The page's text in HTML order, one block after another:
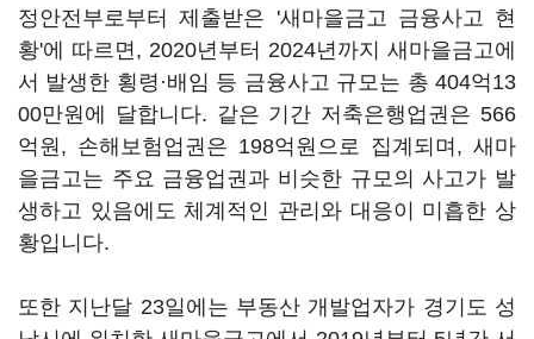
정안전부로부터 제출받은 '새마을금고 금융사고 현
황'에 따르면, 2020년부터 2024년까지 새마을금고에
서 발생한 횡령·배임 등 금융사고 규모는 총 404억13
00만원에 달합니다. 같은 기간 저축은행업권은 566
억원, 손해보험업권은 198억원으로 집계되며, 새마
을금고는 주요 금융업권과 비슷한 규모의 사고가 발
생하고 있음에도 체계적인 관리와 대응이 미흡한 상
황입니다.
또한 지난달 23일에는 부동산 개발업자가 경기도 성